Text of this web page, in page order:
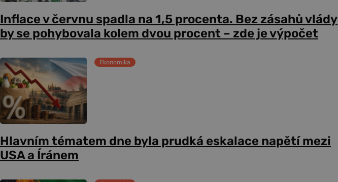
Inflace v červnu spadla na 1,5 procenta. Bez zásahů vlády
by se pohybovala kolem dvou procent – zde je výpočet
Ekonomika
Hlavním tématem dne byla prudká eskalace napětí mezi
USA a Íránem